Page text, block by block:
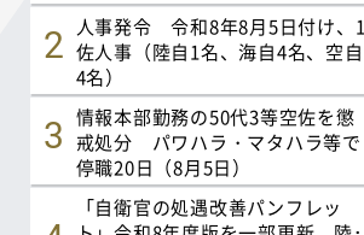
人事発令 令和8年8月5日付け、1
佐人事（陸自1名、海自4名、空自
4名）
情報本部勤務の50代3等空佐を懲
戒処分 パワハラ・マタハラ等で
停職20日（8月5日）
「自衛官の処遇改善パンフレッ